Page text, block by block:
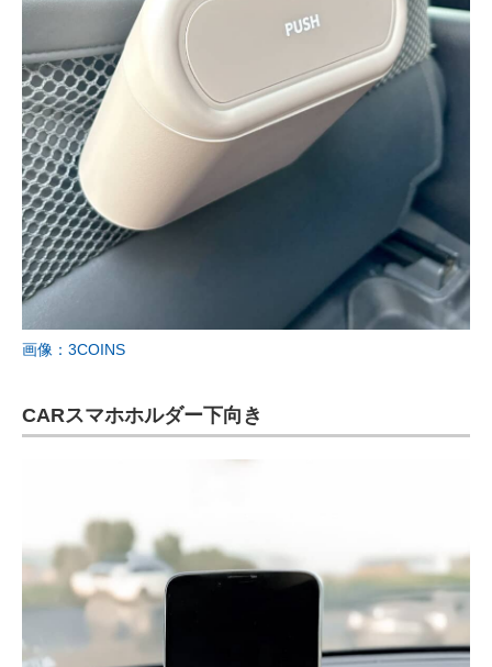
画像：3COINS
CARスマホホルダー下向き